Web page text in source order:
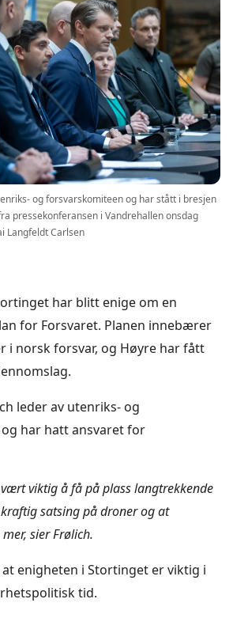
og forsvarskomiteen og har stått i bresjen
pressekonferansen i Vandrehallen onsdag
Langfeldt Carlsen
har blitt enige om en
for Forsvaret. Planen innebærer
i norsk forsvar, og Høyre har fått
leder av utenriks- og
har hatt ansvaret for
viktig å få på plass langtrekkende
satsing på droner og at
sier Frølich.
enigheten i Stortinget er viktig i
tid.